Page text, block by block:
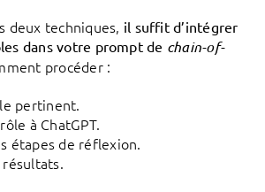
deux techniques, il suffit d’intégrer
dans votre prompt de chain-of-
procéder :
pertinent.
à ChatGPT.
étapes de réflexion.